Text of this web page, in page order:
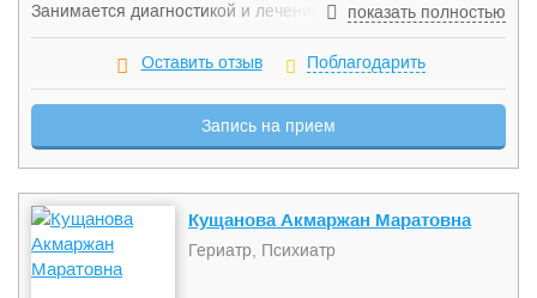
Занимается диагностикой и лечением заболеваний
сердечнососудистой системы, дыхательной системы,
инфекционных заболеваний, в том числе бронхита,
отравления и др. Оказывает широкий спектр медицинской
помощи, ориентируясь на возрастные особенности
пациента. Координирует лечение, назначаемое врачами
сроки.
показать полностью
Оставить отзыв Поблагодарить
Запись на прием
Кущанова Акмаржан Маратовна
Гериатр, Психиатр